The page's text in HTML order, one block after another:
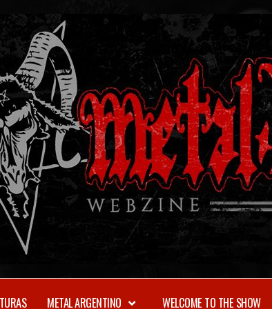
METAL ARGENTINO WELCOME TO THE SHOW